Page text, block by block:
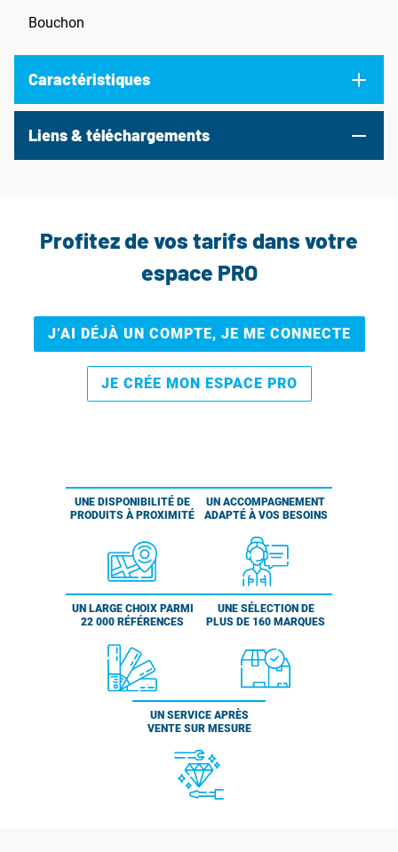
Bouchon
Caractéristiques
Liens & téléchargements
Profitez de vos tarifs dans votre
espace PRO
J’AI DÉJÀ UN COMPTE, JE ME CONNECTE
JE CRÉE MON ESPACE PRO
UNE DISPONIBILITÉ DE
PRODUITS À PROXIMITÉ
UN ACCOMPAGNEMENT
ADAPTÉ À VOS BESOINS
UN LARGE CHOIX PARMI
22 000 RÉFÉRENCES
UNE SÉLECTION DE
PLUS DE 160 MARQUES
UN SERVICE APRÈS
VENTE SUR MESURE